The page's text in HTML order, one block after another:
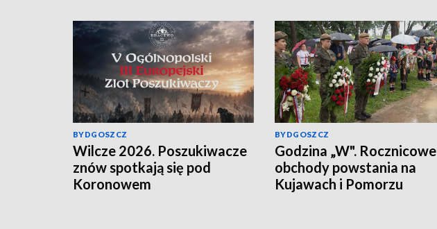
BYDGOSZCZ
Wilcze 2026. Poszukiwacze
znów spotkają się pod
Koronowem
BYDGOSZCZ
Godzina „W". Rocznicowe
obchody powstania na
Kujawach i Pomorzu